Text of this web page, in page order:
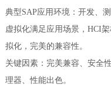
典型SAP应用环境：开发、
虚拟化满足应用场景， HCI
拟化，完美的兼容性。
关键因素：完美兼容、安全
理器、性能出色。